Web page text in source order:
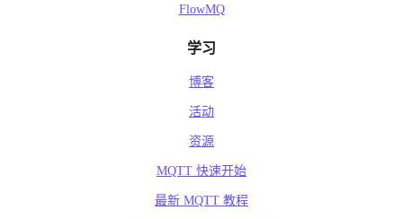
FlowMQ
学习
博客
活动
资源
MQTT 快速开始
最新 MQTT 教程